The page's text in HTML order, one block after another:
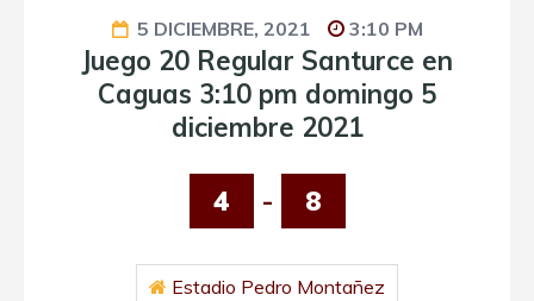
5 DICIEMBRE, 2021 3:10 PM
Juego 20 Regular Santurce en
Caguas 3:10 pm domingo 5
diciembre 2021
4 - 8
Estadio Pedro Montañez